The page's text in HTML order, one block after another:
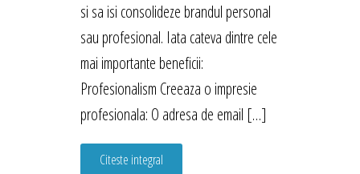
si sa isi consolideze brandul personal
sau profesional. Iata cateva dintre cele
mai importante beneficii:
Profesionalism Creeaza o impresie
profesionala: O adresa de email […]
Citeste integral